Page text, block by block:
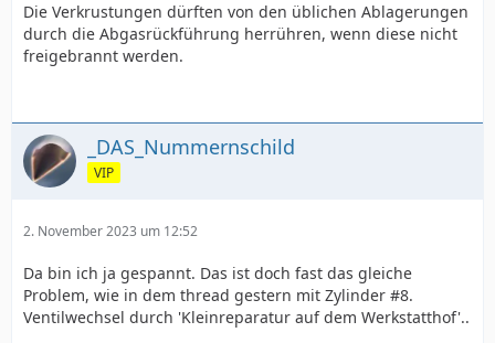
Die Verkrustungen dürften von den üblichen Ablagerungen
durch die Abgasrückführung herrühren, wenn diese nicht
freigebrannt werden.
_DAS_Nummernschild
VIP
2. November 2023 um 12:52
Da bin ich ja gespannt. Das ist doch fast das gleiche
Problem, wie in dem thread gestern mit Zylinder #8.
Ventilwechsel durch 'Kleinreparatur auf dem Werkstatthof'..